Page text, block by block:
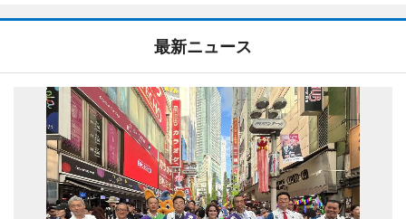
最新ニュース